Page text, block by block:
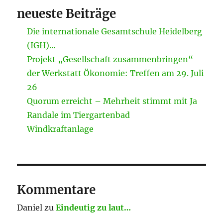
neueste Beiträge
Die internationale Gesamtschule Heidelberg
(IGH)…
Projekt „Gesellschaft zusammenbringen“
der Werkstatt Ökonomie: Treffen am 29. Juli
26
Quorum erreicht – Mehrheit stimmt mit Ja
Randale im Tiergartenbad
Windkraftanlage
Kommentare
Daniel zuEindeutig zu laut…